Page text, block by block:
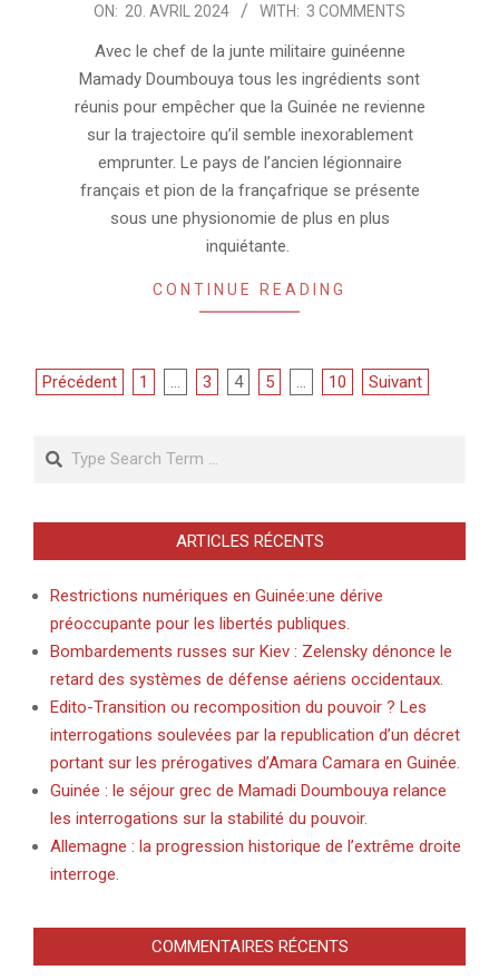
2024-
ON: 20. AVRIL 2024 WITH: 3 COMMENTS
Avec le chef de la junte militaire guinéenne
Mamady Doumbouya tous les ingrédients sont
réunis pour empêcher que la Guinée ne revienne
sur la trajectoire qu’il semble inexorablement
emprunter. Le pays de l’ancien légionnaire
français et pion de la françafrique se présente
sous une physionomie de plus en plus
inquiétante.
CONTINUE READING
Pagination
publications
Précédent 1 … 3 4 5 … 10 Suivant
Search
ARTICLES RÉCENTS
Restrictions numériques en Guinée:une dérive
préoccupante pour les libertés publiques.
Bombardements russes sur Kiev : Zelensky dénonce le
retard des systèmes de défense aériens occidentaux.
Edito-Transition ou recomposition du pouvoir ? Les
interrogations soulevées par la republication d’un décret
portant sur les prérogatives d’Amara Camara en Guinée.
Guinée : le séjour grec de Mamadi Doumbouya relance
les interrogations sur la stabilité du pouvoir.
Allemagne : la progression historique de l’extrême droite
interroge.
COMMENTAIRES RÉCENTS